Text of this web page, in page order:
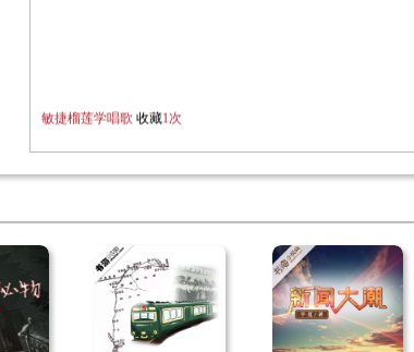
复兴之路时，面临各种抉择。奉献，收获。
样的结果。在一切都变的时代下，总有一些东西